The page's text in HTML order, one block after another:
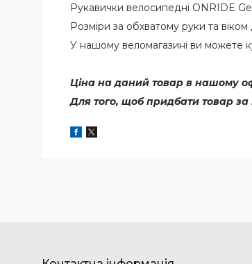
Рукавички велосипедні ONRIDE
Розміри за обхватому руки та
У нашому веломагазині ви можете
Ціна на даний товар в нашому
Для того, щоб придбати товар